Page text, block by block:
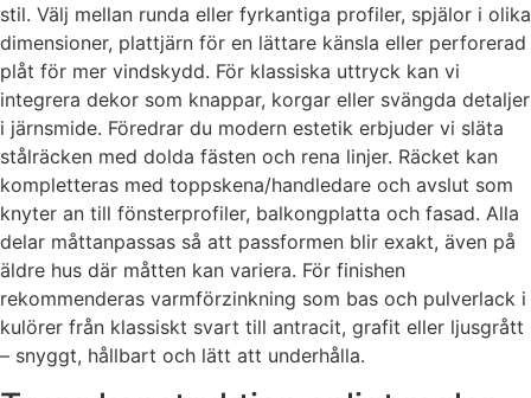
stil. Välj mellan runda eller fyrkantiga profiler, spjälor i olika
dimensioner, plattjärn för en lättare känsla eller perforerad
plåt för mer vindskydd. För klassiska uttryck kan vi
integrera dekor som knappar, korgar eller svängda detaljer
i järnsmide. Föredrar du modern estetik erbjuder vi släta
stålräcken med dolda fästen och rena linjer. Räcket kan
kompletteras med toppskena/handledare och avslut som
knyter an till fönsterprofiler, balkongplatta och fasad. Alla
delar måttanpassas så att passformen blir exakt, även på
äldre hus där måtten kan variera. För finishen
rekommenderas varmförzinkning som bas och pulverlack i
kulörer från klassiskt svart till antracit, grafit eller ljusgrått
– snyggt, hållbart och lätt att underhålla.